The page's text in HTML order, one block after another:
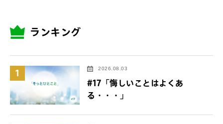
ランキング
1 2026.08.03
#17「悔しいことはよくあ
る・・・」